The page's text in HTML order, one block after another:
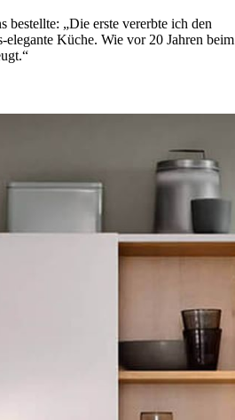
„Die erste vererbte ich den
Küche. Wie vor 20 Jahren beim